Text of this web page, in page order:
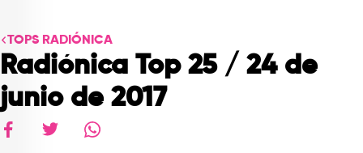
TOPS RADIÓNICA
Radiónica Top 25 / 24 de
junio de 2017